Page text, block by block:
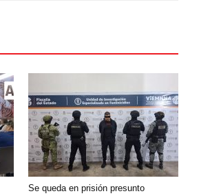
Se queda en prisión presunto